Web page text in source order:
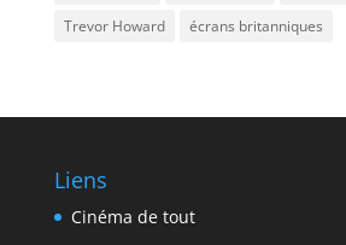
Trevor Howard
écrans britanniques
Liens
Cinéma de tout